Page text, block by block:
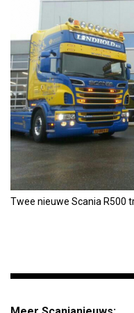
Twee nieuwe Scania R500